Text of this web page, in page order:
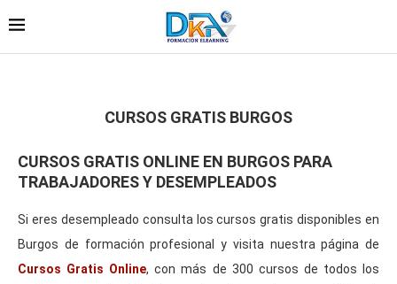
CURSOS GRATIS BURGOS
CURSOS GRATIS ONLINE EN BURGOS PARA
TRABAJADORES Y DESEMPLEADOS
Si eres desempleado consulta los cursos gratis disponibles en
Burgos de formación profesional y visita nuestra página de
Cursos Gratis Online, con más de 300 cursos de todos los